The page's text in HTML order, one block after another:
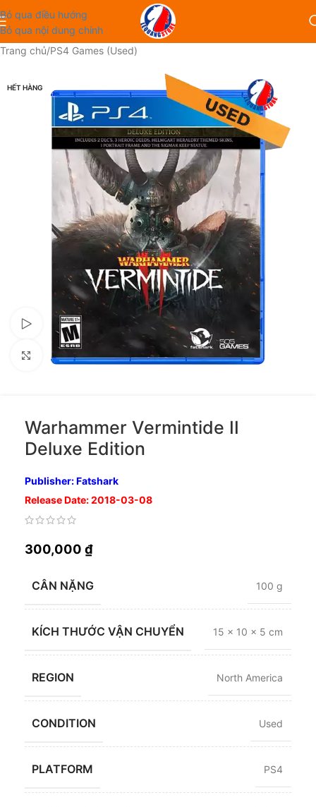
Bỏ qua điều hướng
Bỏ qua nội dung chính
Trang chủ/PS4 Games (Used)
HẾT HÀNG
Xem video
Nhấp để phóng to
Warhammer Vermintide II
Deluxe Edition
Publisher: Fatshark
Release Date: 2018-03-08
300,000 ₫
CÂN NẶNG 100 g
KÍCH THƯỚC VẬN CHUYỂN 15 × 10 × 5 cm
REGION North America
CONDITION Used
PLATFORM PS4